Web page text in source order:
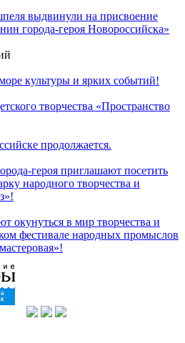
выдвинули на присвоение
города-героя Новороссийска»
культуры и ярких событий!
творчества «Пространство
продолжается.
героя приглашают посетить
народного творчества и
окунуться в мир творчества и
фестивале народных промыслов